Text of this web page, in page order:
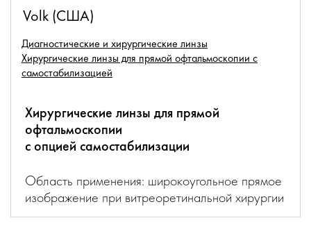
Volk (США)
Диагностические и хирургические линзы
Хирургические линзы для прямой офтальмоскопии с
самостабилизацией
Хирургические линзы для прямой
офтальмоскопии
с опцией самостабилизации
Область применения: широкоугольное прямое
изображение при витреоретинальной хирургии